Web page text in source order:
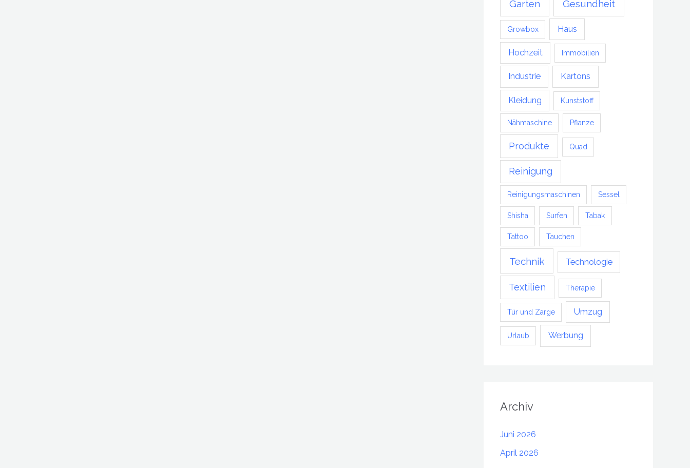
Garten Gesundheit
Growbox Haus
Hochzeit Immobilien
Industrie Kartons
Kleidung Kunststoff
Nähmaschine Pflanze
Produkte Quad
Reinigung
Reinigungsmaschinen Sessel
Shisha Surfen Tabak
Tattoo Tauchen
Technik Technologie
Textilien Therapie
Tür und Zarge Umzug
Urlaub Werbung
Archiv
Juni 2026
April 2026